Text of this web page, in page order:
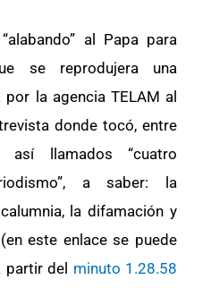
al Papa para
se reprodujera una
la agencia TELAM al
donde tocó, entre
llamados “cuatro
a saber: la
la difamación y
este enlace se puede
partir del minuto 1.28.58